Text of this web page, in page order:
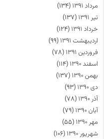
مرداد ۱۳۹۱
(۱۳۴)
تیر ۱۳۹۱
(۱۳۷)
خرداد ۱۳۹۱
(۱۲۴)
اردیبهشت ۱۳۹۱
(۹۹)
فروردین ۱۳۹۱
(۷۸)
اسفند ۱۳۹۰
(۱۱۴)
بهمن ۱۳۹۰
(۱۳۷)
دی ۱۳۹۰
(۹۳)
آذر ۱۳۹۰
(۷۸)
آبان ۱۳۹۰
(۷۹)
مهر ۱۳۹۰
(۵۵)
شهریور ۱۳۹۰
(۱۰۶)